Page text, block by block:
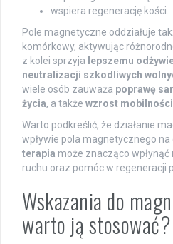
wspiera regenerację kości.
Pole magnetyczne oddziałuje
komórkowy, aktywując
z kolei sprzyja lepszemu
neutralizacji szkodliwych
wiele osób zauważa poprawę
życia, a także wzrost
Warto podkreślić, że działanie
wpływie pola magnetycznego na
terapia może znacząco
ruchu oraz pomóc w regeneracji
Wskazania do
warto ją stosować?